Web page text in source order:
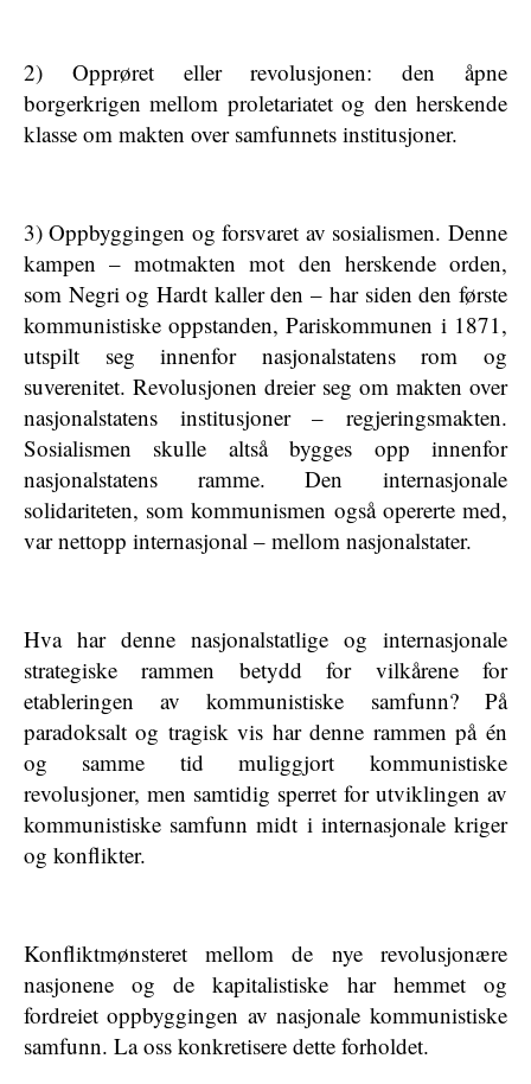
2) Opprøret eller revolusjonen: den åpne
borgerkrigen mellom proletariatet og den herskende
klasse om makten over samfunnets institusjoner.
3) Oppbyggingen og forsvaret av sosialismen. Denne
kampen – motmakten mot den herskende orden,
som Negri og Hardt kaller den – har siden den første
kommunistiske oppstanden, Pariskommunen i 1871,
utspilt seg innenfor nasjonalstatens rom og
suverenitet. Revolusjonen dreier seg om makten over
nasjonalstatens institusjoner – regjeringsmakten.
Sosialismen skulle altså bygges opp innenfor
nasjonalstatens ramme. Den internasjonale
solidariteten, som kommunismen også opererte med,
var nettopp internasjonal – mellom nasjonalstater.
Hva har denne nasjonalstatlige og internasjonale
strategiske rammen betydd for vilkårene for
etableringen av kommunistiske samfunn? På
paradoksalt og tragisk vis har denne rammen på én
og samme tid muliggjort kommunistiske
revolusjoner, men samtidig sperret for utviklingen av
kommunistiske samfunn midt i internasjonale kriger
og konflikter.
Konfliktmønsteret mellom de nye revolusjonære
nasjonene og de kapitalistiske har hemmet og
fordreiet oppbyggingen av nasjonale kommunistiske
samfunn. La oss konkretisere dette forholdet.